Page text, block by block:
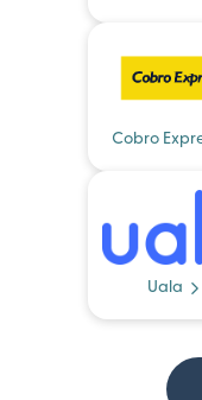
Cobro
Uala